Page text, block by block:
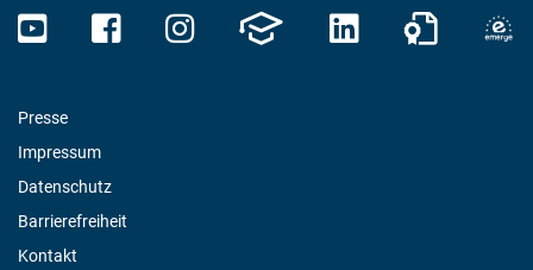
Presse
Impressum
Datenschutz
Barrierefreiheit
Kontakt